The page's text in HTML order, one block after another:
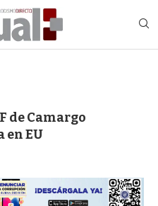
de Camargo
EU